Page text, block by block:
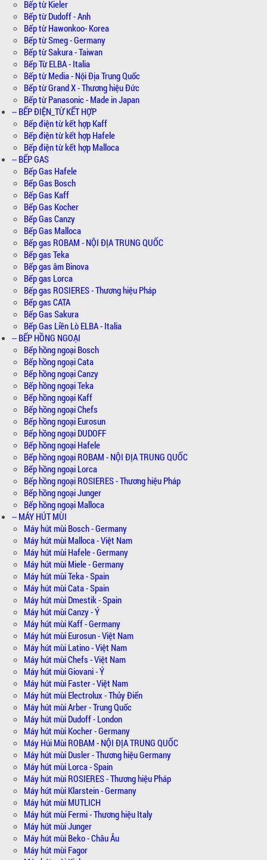
Bếp từ Kieler
Bếp từ Dudoff - Anh
Bếp từ Hawonkoo- Korea
Bếp từ Smeg - Germany
Bếp từ Sakura - Taiwan
Bếp Từ ELBA - Italia
Bếp từ Media - Nội Địa Trung Quốc
Bếp từ Grand X - Thương hiệu Đức
Bếp từ Panasonic - Made in Japan
-- BẾP ĐIỆN_TỪ KẾT HỢP
Bếp điện từ kết hợp Kaff
Bếp điện từ kết hợp Hafele
Bếp điện từ kết hợp Malloca
-- BẾP GAS
Bếp Gas Hafele
Bếp Gas Bosch
Bếp Gas Kaff
Bếp Gas Kocher
Bếp Gas Canzy
Bếp Gas Malloca
Bếp gas ROBAM - NỘI ĐỊA TRUNG QUỐC
Bếp gas Teka
Bếp gas âm Binova
Bếp gas Lorca
Bếp gas ROSIERES - Thương hiệu Pháp
Bếp gas CATA
Bếp Gas Sakura
Bếp Gas Liền Lò ELBA - Italia
-- BẾP HỒNG NGOẠI
Bếp hồng ngoại Bosch
Bếp hồng ngoại Cata
Bếp hồng ngoại Canzy
Bếp hồng ngoại Teka
Bếp hồng ngoại Kaff
Bếp hồng ngoại Chefs
Bếp hồng ngoại Eurosun
Bếp hồng ngoại DUDOFF
Bếp hồng ngoại Hafele
Bếp hồng ngoại ROBAM - NỘI ĐỊA TRUNG QUỐC
Bếp hồng ngoại Lorca
Bếp hồng ngoại ROSIERES - Thương hiệu Pháp
Bếp hồng ngoại Junger
Bếp hồng ngoại Malloca
-- MÁY HÚT MÙI
Máy hút mùi Bosch - Germany
Máy hút mùi Malloca - Việt Nam
Máy hút mùi Hafele - Germany
Máy hút mùi Miele - Germany
Máy hút mùi Teka - Spain
Máy hút mùi Cata - Spain
Máy hút mùi Dmestik - Spain
Máy hút mùi Canzy - Ý
Máy hút mùi Kaff - Germany
Máy hút mùi Eurosun - Việt Nam
Máy hút mùi Latino - Việt Nam
Máy hút mùi Chefs - Việt Nam
Máy hút mùi Giovani - Ý
Máy hút mùi Faster - Việt Nam
Máy hút mùi Electrolux - Thủy Điển
Máy hút mùi Arber - Trung Quốc
Máy hút mùi Dudoff - London
Máy hút mùi Kocher - Germany
Máy Húi Mùi ROBAM - NỘI ĐỊA TRUNG QUỐC
Máy hút mùi Dusler - Thương hiệu Germany
Máy hút mùi Lorca - Spain
Máy hút mùi ROSIERES - Thương hiệu Pháp
Máy hút mùi Klarstein - Germany
Máy hút mùi MUTLICH
Máy hút mùi Fermi - Thương hiệu Italy
Máy hút mùi Junger
Máy hút mùi Beko - Châu Âu
Máy hút mùi Fagor